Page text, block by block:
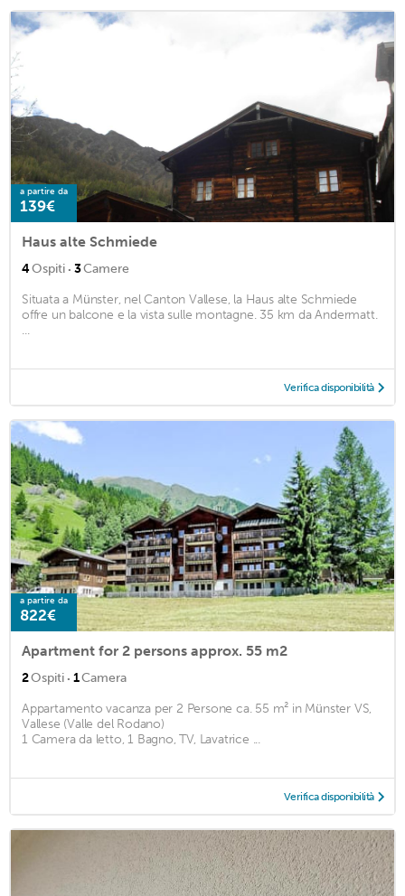
a partire da
139€
Haus alte Schmiede
4Ospiti · 3Camere
Situata a Münster, nel Canton Vallese, la Haus alte Schmiede
offre un balcone e la vista sulle montagne. 35 km da Andermatt.
...
Verifica disponibilità
a partire da
822€
Apartment for 2 persons approx. 55 m2
2Ospiti · 1Camera
Appartamento vacanza per 2 Persone ca. 55 m² in Münster VS,
Vallese (Valle del Rodano)
1 Camera da letto, 1 Bagno, TV, Lavatrice ...
Verifica disponibilità